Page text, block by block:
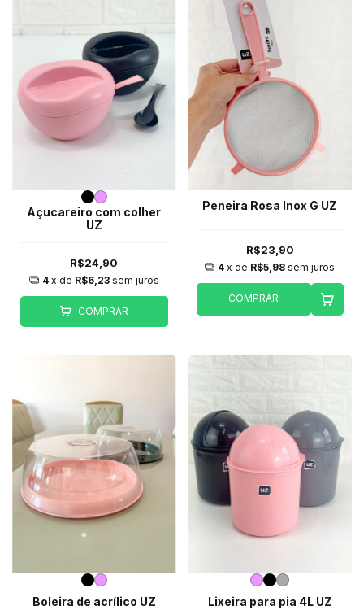
Açucareiro com colher
UZ
R$24,90
4 x de R$6,23 sem juros
COMPRAR
Peneira Rosa Inox G UZ
R$23,90
4 x de R$5,98 sem juros
COMPRAR
Boleira de acrílico UZ Lixeira para pia 4L UZ